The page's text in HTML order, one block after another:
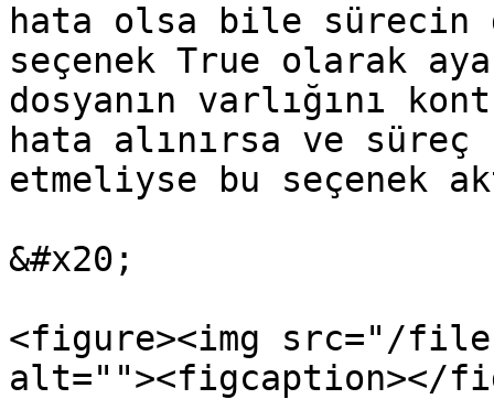
hata olsa bile sürecin
seçenek True olarak
dosyanın varlığını
hata alınırsa ve süreç
etmeliyse bu seçenek
&#x20;
<figure><img src="/files/
alt=""><figcaption></